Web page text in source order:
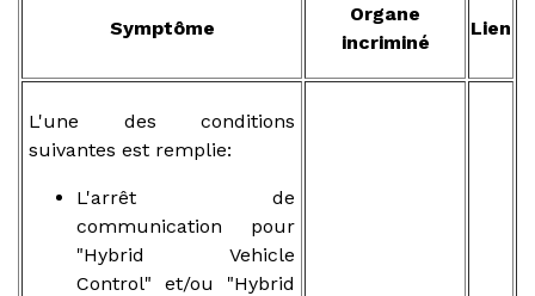
Symptôme
Organe
incriminé
Lien
L'une des conditions
suivantes est remplie:
L'arrêt de
communication pour
"Hybrid Vehicle
Control" et/ou "Hybrid